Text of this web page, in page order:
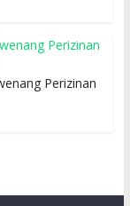
Perizinan